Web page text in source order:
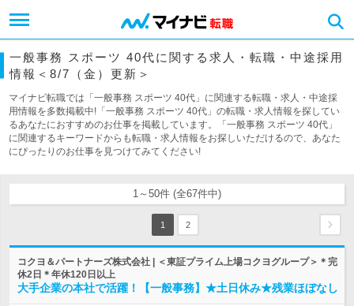
一般事務 スポーツ 40代に関する求人・転職・中途採用
情報＜8/7（金）更新＞
マイナビ転職では「一般事務 スポーツ 40代」に関連する転職・求人・中途採
用情報を多数掲載中!「一般事務 スポーツ 40代」の転職・求人情報を探してい
るあなたにおすすめのお仕事を掲載しています。「一般事務 スポーツ 40代」
に関連するキーワードからも転職・求人情報をお探しいただけるので、あなた
にぴったりのお仕事を見つけてみてください!
1～50件 (全67件中)
1 2
コクヨ＆パートナーズ株式会社 | ＜東証プライム上場コクヨグループ＞＊完
休2日＊年休120日以上
大手企業の本社で活躍！【一般事務】★土日休み★残業ほぼなし